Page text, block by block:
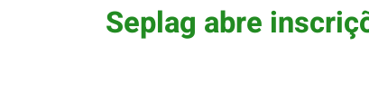
Seplag abre